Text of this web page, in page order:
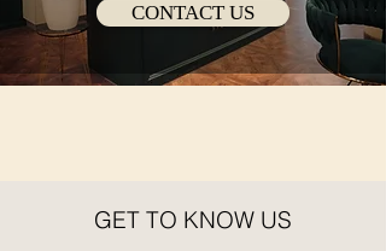
CONTACT US
GET TO KNOW US